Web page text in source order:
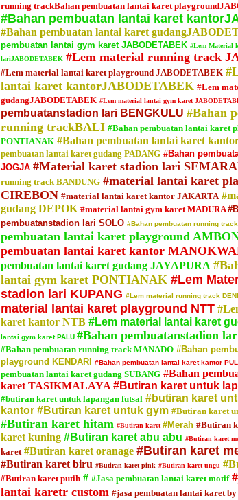
running trackBahan pembuatan lantai karet
#Bahan pembuatan lantai karet
#Bahan pembuatan lantai karet
pembuatan lantai gym karet JABODETABEK #Lem Material
lariJABODETABEK #Lem material running track
#Lem material lantai karet playground JABODETABEK
lantai karet kantorJABODETABEK #Lem
gudangJABODETABEK #Lem material lantai gym karet
pembuatanstadion lari BENGKULU #Bahan
running trackBALI #Bahan pembuatan lantai karet
PONTIANAK #Bahan pembuatan lantai karet
pembuatan lantai karet gudang PADANG #Bahan
JOGJA #Material karet stadion lari
running track BANDUNG #material lantai karet
CIREBON #material lantai karet kantor JAKARTA
gudang DEPOK #material lantai gym karet MADURA
pembuatanstadion lari SOLO #Bahan pembuatan running
pembuatan lantai karet playground
pembuatan lantai karet kantor
pembuatan lantai karet gudang JAYAPURA
lantai gym karet PONTIANAK #Lem
stadion lari KUPANG #Lem material running track
material lantai karet playground NTT
karet kantor NTB #Lem material lantai karet
lantai gym karet PALU #Bahan pembuatanstadion
#Bahan pembuatan running track MANADO #Bahan
playground KENDARI
#Bahan pembuatan lantai karet kantor
pembuatan lantai karet gudang SUBANG #Bahan
karet TASIKMALAYA #Butiran karet untuk
#butiran karet untuk lapangan futsal #butiran karet
kantor #Butiran karet untuk gym #Butiran karet
#Butiran karet hitam #Butiran karet#Merah #Butiran
karet kuning #Butiran karet abu abu #Butiran karet
karet #Butiran karet oranage #Butiran karet
#Butiran karet biru #Butiran karet pink #Butiran karet ungu
#Butiran karet putih # #Jasa pembuatan lantai karet motif
lantai karetr custom #jasa pembuatan lantai karet by